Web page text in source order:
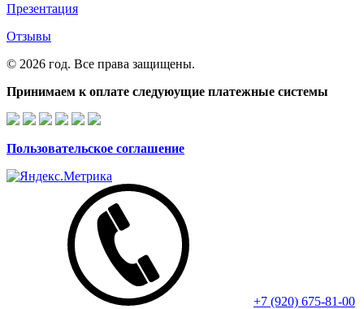
Презентация
Отзывы
© 2026 год. Все права защищены.
Принимаем к оплате следуюущие платежные системы
Пользовательское соглашение
+7 (920) 675-81-00